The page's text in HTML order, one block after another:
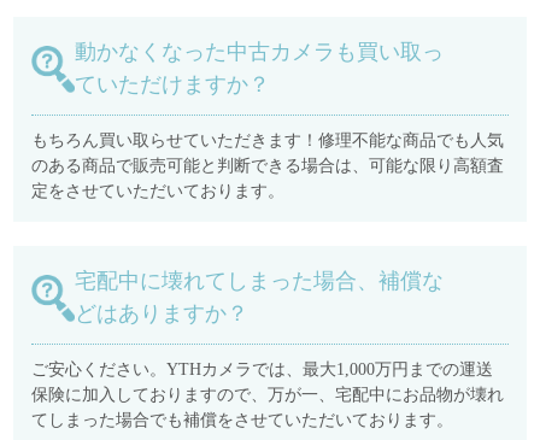
動かなくなった中古カメラも買い取っ
ていただけますか？
もちろん買い取らせていただきます！修理不能な商品でも人気
のある商品で販売可能と判断できる場合は、可能な限り高額査
定をさせていただいております。
宅配中に壊れてしまった場合、補償な
どはありますか？
ご安心ください。YTHカメラでは、最大1,000万円までの運送
保険に加入しておりますので、万が一、宅配中にお品物が壊れ
てしまった場合でも補償をさせていただいております。